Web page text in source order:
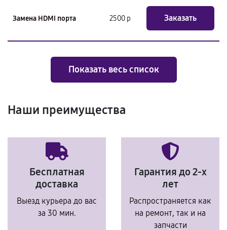
Замена HDMI порта 2500 р Заказать
Показать весь список
Наши преимущества
Бесплатная
доставка
Выезд курьера до вас
за 30 мин.
Гарантия до 2-х
лет
Распространяется как
на ремонт, так и на
запчасти